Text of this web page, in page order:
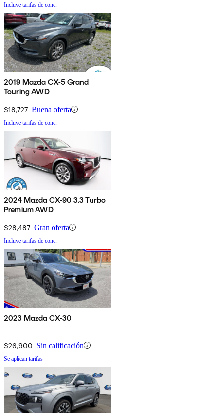
Incluye tarifas de conc.
2019 Mazda CX-5 Grand
Touring AWD
$18,727 Buena oferta
Incluye tarifas de conc.
2024 Mazda CX-90 3.3 Turbo
Premium AWD
$28,487 Gran oferta
Incluye tarifas de conc.
2023 Mazda CX-30
$26,900 Sin calificación
Se aplican tarifas